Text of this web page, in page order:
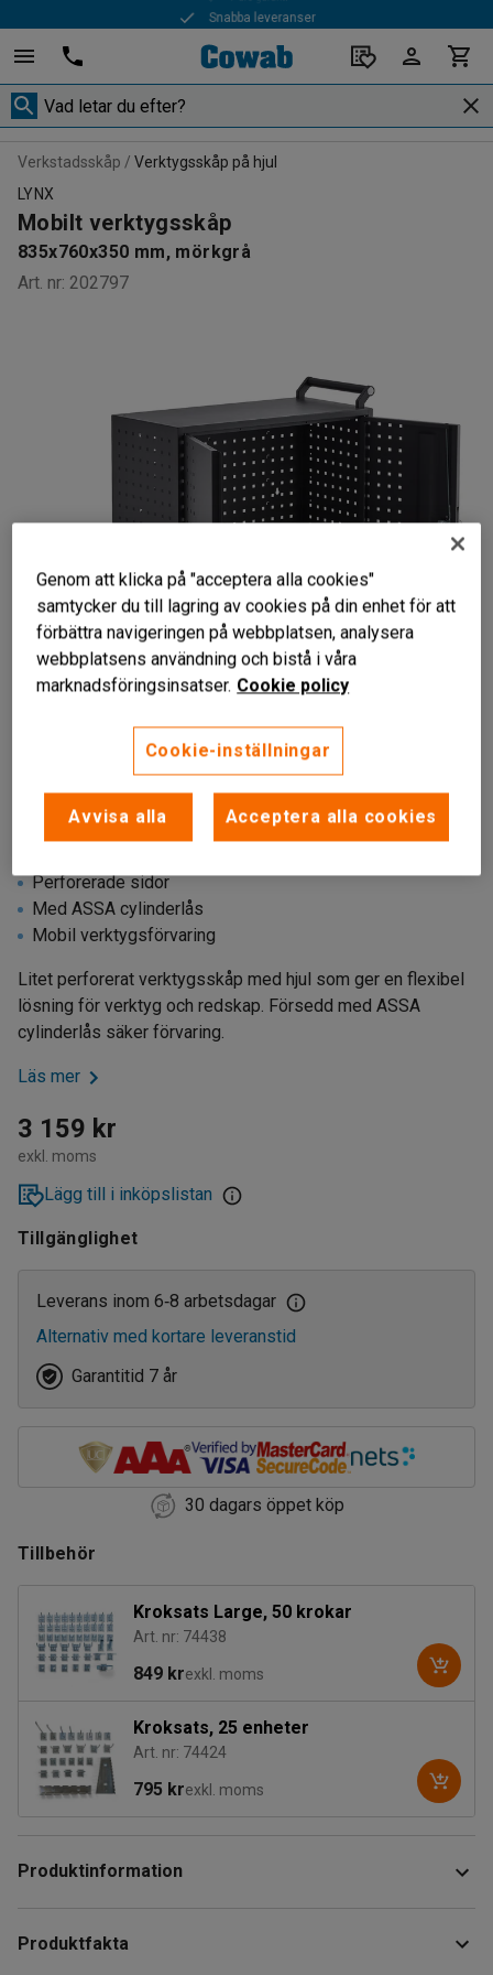
Snabba leveranser
Verkstadsskåp
Verktygsskåp på hjul
LYNX
Mobilt verktygsskåp
835x760x350 mm, mörkgrå
Art. nr: 202797
Perforerade sidor
Med ASSA cylinderlås
Mobil verktygsförvaring
Litet perforerat verktygsskåp med hjul som ger en flexibel
lösning för verktyg och redskap. Försedd med ASSA
cylinderlås säker förvaring.
Läs mer
3 159 kr
exkl. moms
Lägg till i inköpslistan
Tillgänglighet
Leverans inom 6‑8 arbetsdagar
Alternativ med kortare leveranstid
Garantitid 7 år
30 dagars öppet köp
Tillbehör
Kroksats Large, 50 krokar
Art. nr: 74438
849 krexkl. moms
Kroksats, 25 enheter
Art. nr: 74424
795 krexkl. moms
Produktinformation
detta låsbara verktygsskåp på hjul. Det har ett litet, kompakt
Produktfakta
Genom att klicka på "acceptera alla cookies"
samtycker du till lagring av cookies på din enhet för att
förbättra navigeringen på webbplatsen, analysera
webbplatsens användning och bistå i våra
marknadsföringsinsatser. Cookie policy
Cookie-inställningar
Avvisa alla Acceptera alla cookies